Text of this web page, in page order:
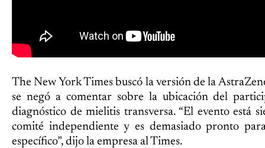
The New York Times buscó la versión de la
se negó a comentar sobre la ubicación del
diagnóstico de mielitis transversa. “El evento está
comité independiente y es demasiado pronto
específico”, dijo la empresa al Times.